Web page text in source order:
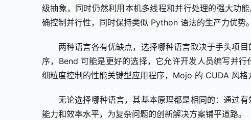
级抽象，同时仍然利用本机多线程和并行处理的强大功
确控制并行性，同时保持类似 Python 语法的生产力优势。
两种语言各有优缺点，选择哪种语言取决于手头项
序，Bend 可能是更好的选择，它允许开发人员编写并
细粒度控制的性能关键型应用程序，Mojo 的 CUDA 风格
无论选择哪种语言，其基本原理都是相同的：通过
能力和效率水平，为复杂问题的创新解决方案铺平道路。